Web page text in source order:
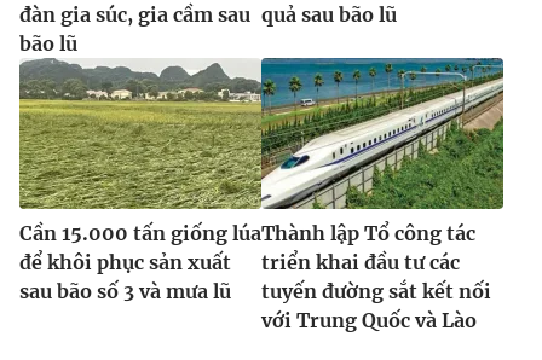
đàn gia súc, gia cầm sau
bão lũ
quả sau bão lũ
Cần 15.000 tấn giống lúa
để khôi phục sản xuất
sau bão số 3 và mưa lũ
Thành lập Tổ công tác
triển khai đầu tư các
tuyến đường sắt kết nối
với Trung Quốc và Lào